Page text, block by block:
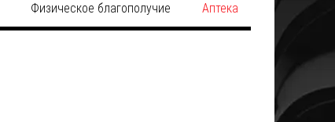
Физическое благополучие Аптека